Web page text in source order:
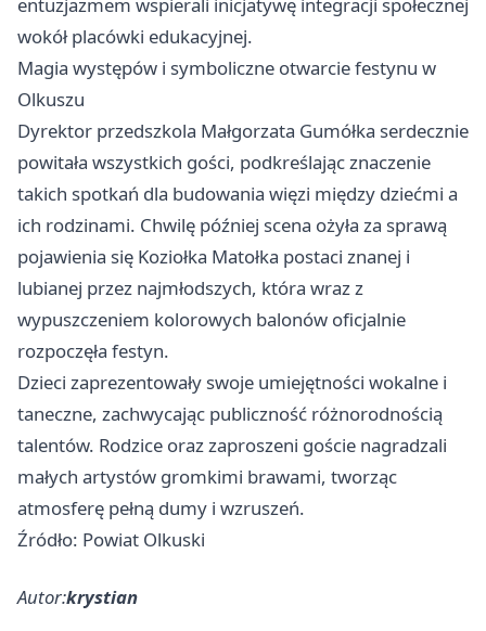
entuzjazmem wspierali inicjatywę integracji społecznej
wokół placówki edukacyjnej.
Magia występów i symboliczne otwarcie festynu w
Olkuszu
Dyrektor przedszkola Małgorzata Gumółka serdecznie
powitała wszystkich gości, podkreślając znaczenie
takich spotkań dla budowania więzi między dziećmi a
ich rodzinami. Chwilę później scena ożyła za sprawą
pojawienia się Koziołka Matołka postaci znanej i
lubianej przez najmłodszych, która wraz z
wypuszczeniem kolorowych balonów oficjalnie
rozpoczęła festyn.
Dzieci zaprezentowały swoje umiejętności wokalne i
taneczne, zachwycając publiczność różnorodnością
talentów. Rodzice oraz zaproszeni goście nagradzali
małych artystów gromkimi brawami, tworząc
atmosferę pełną dumy i wzruszeń.
Źródło: Powiat Olkuski
Autor:krystian